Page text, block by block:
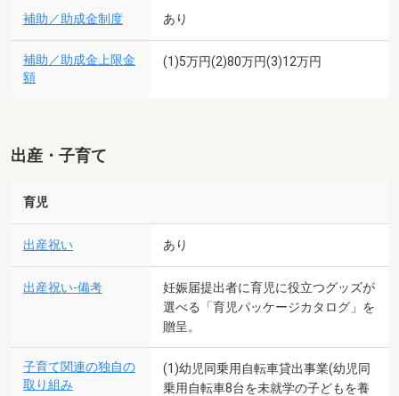
補助／助成金制度 あり
補助／助成金上限金
額
(1)5万円(2)80万円(3)12万円
出産・子育て
育児
出産祝い あり
出産祝い-備考
妊娠届提出者に育児に役立つグッズが
選べる「育児パッケージカタログ」を
贈呈。
子育て関連の独自の
取り組み
(1)幼児同乗用自転車貸出事業(幼児同
乗用自転車8台を未就学の子どもを養